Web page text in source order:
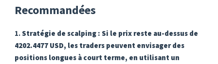
Recommandées
1.Stratégie de scalping : Si le prix reste au-dessus de
4202.4477 USD, les traders peuvent envisager des
positions longues à court terme, en utilisant un